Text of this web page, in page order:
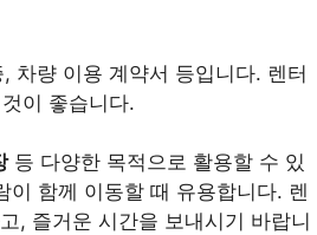
차량 이용 계약서 등입니다. 렌터
이 좋습니다.
등 다양한 목적으로 활용할 수 있
이 함께 이동할 때 유용합니다. 렌
, 즐거운 시간을 보내시기 바랍니